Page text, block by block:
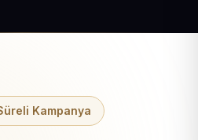
Süreli Kampanya